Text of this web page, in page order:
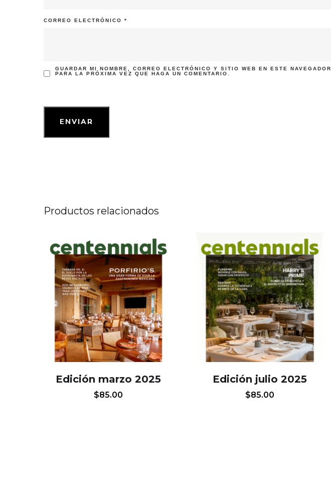
CORREO ELECTRÓNICO *
GUARDAR MI NOMBRE, CORREO ELECTRÓNICO Y SITIO WEB EN ESTE NAVEGADOR
PARA LA PRÓXIMA VEZ QUE HAGA UN COMENTARIO.
Productos relacionados
Edición marzo 2025
$85.00
Edición julio 2025
$85.00